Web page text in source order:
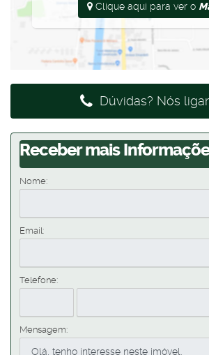
Clique aqui para ver o
Dúvidas? Nós
Receber mais
Nome:
Email:
Telefone:
Mensagem: